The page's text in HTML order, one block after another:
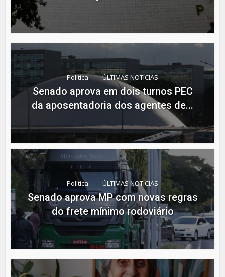
Política ÚLTIMAS NOTÍCIAS
Senado aprova em dois turnos PEC
da aposentadoria dos agentes de...
Política ÚLTIMAS NOTÍCIAS
Senado aprova MP com novas regras
do frete mínimo rodoviário